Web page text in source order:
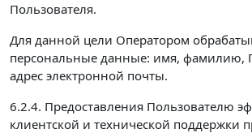
Пользователя.
Для данной цели Оператором
персональные данные: имя, фамилию,
адрес электронной почты.
6.2.4. Предоставления Пользователю
клиентской и технической поддержки